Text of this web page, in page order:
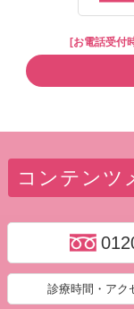
[お電話受付
コンテンツ
診療時間・アク
Copyright ©中延の歯科